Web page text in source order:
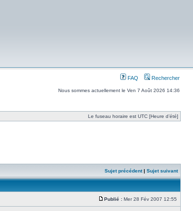
FAQ Rechercher
Nous sommes actuellement le Ven 7 Août 2026 14:36
Le fuseau horaire est UTC [Heure d’été]
Sujet précédent| Sujet suivant
Publié : Mer 28 Fév 2007 12:55